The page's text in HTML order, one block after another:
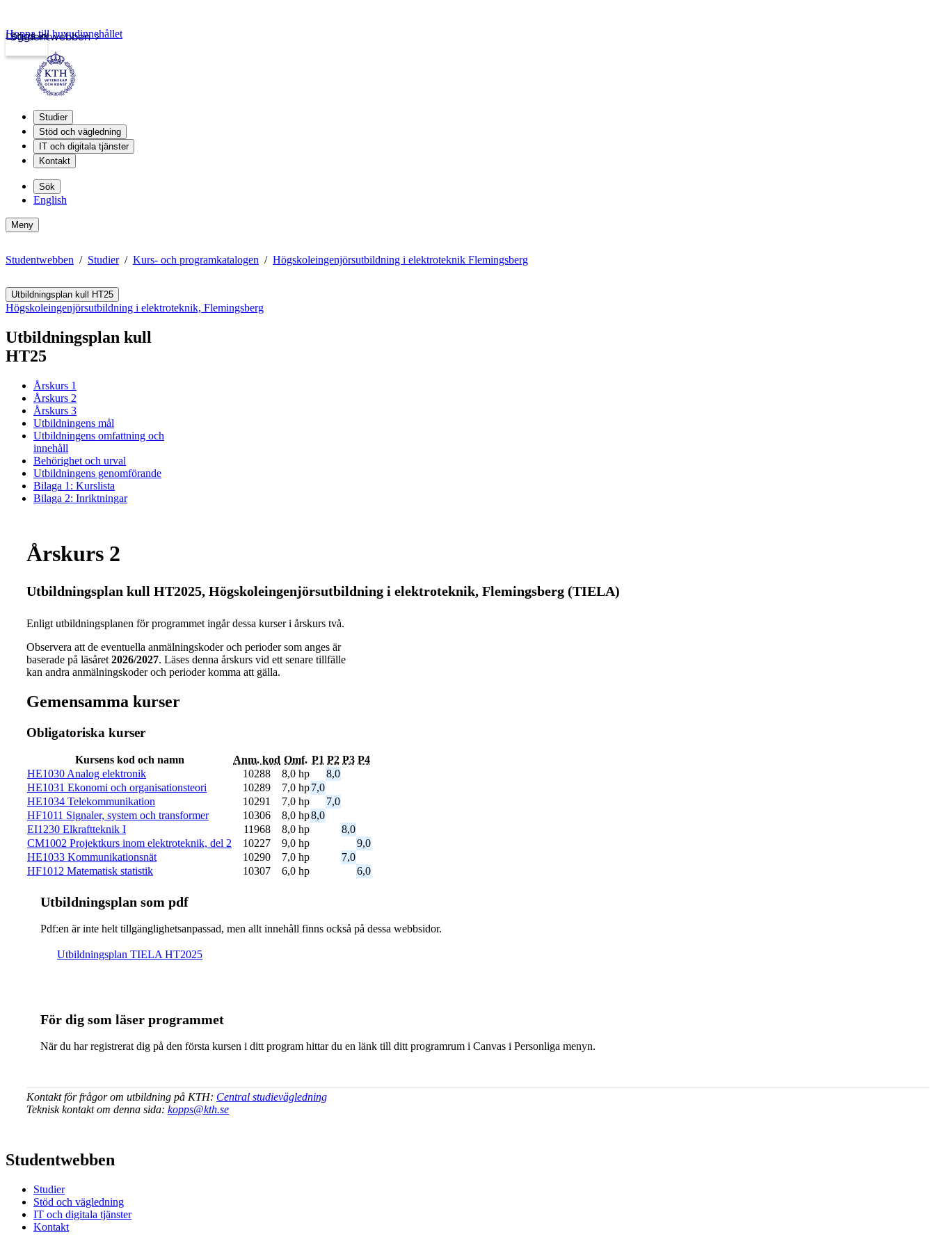
Studentwebben
Logga in
Hoppa till huvudinnehållet
Studier
Stöd och vägledning
IT och digitala tjänster
Kontakt
Sök
English
Meny
Studentwebben Studier Kurs- och programkatalogen Högskoleingenjörsutbildning i elektroteknik Flemingsberg
Utbildningsplan kull HT25
Högskoleingenjörsutbildning i elektroteknik, Flemingsberg
Utbildningsplan kull
HT25
Årskurs 1
Årskurs 2
Årskurs 3
Utbildningens mål
Utbildningens omfattning och
innehåll
Behörighet och urval
Utbildningens genomförande
Bilaga 1: Kurslista
Bilaga 2: Inriktningar
Årskurs 2
Utbildningsplan kull HT2025, Högskoleingenjörsutbildning i elektroteknik, Flemingsberg (TIELA)
Enligt utbildningsplanen för programmet ingår dessa kurser i årskurs två.
Observera att de eventuella anmälningskoder och perioder som anges är
baserade på läsåret 2026/2027. Läses denna årskurs vid ett senare tillfälle
kan andra anmälningskoder och perioder komma att gälla.
Gemensamma kurser
Obligatoriska kurser
Kursens kod och namn Anm. kod Omf. P1 P2 P3 P4
HE1030 Analog elektronik
10288 8,0 hp
8,0
HE1031 Ekonomi och organisationsteori
10289 7,0 hp7,0
HE1034 Telekommunikation
10291 7,0 hp
7,0
HF1011 Signaler, system och transformer
10306 8,0 hp8,0
EI1230 Elkraftteknik I
11968 8,0 hp
8,0
CM1002 Projektkurs inom elektroteknik, del 2
10227 9,0 hp
9,0
HE1033 Kommunikationsnät
10290 7,0 hp
7,0
HF1012 Matematisk statistik
10307 6,0 hp 6,0
Ut­bild­nings­plan som pdf
Pdf:en är inte helt till­gäng­lig­hets­an­pas­sad, men allt inne­håll finns också på dessa webb­sidor.
Ut­bild­nings­plan TIELA HT2025
För dig som läser programmet
När du har registrerat dig på den första kursen i ditt program hittar du en länk till ditt programrum i Canvas i Personliga menyn.
Kontakt för frågor om utbildning på KTH: Central studievägledning
Teknisk kontakt om denna sida: kopps@kth.se
Studentwebben
Studier
Stöd och vägledning
IT och digitala tjänster
Kontakt